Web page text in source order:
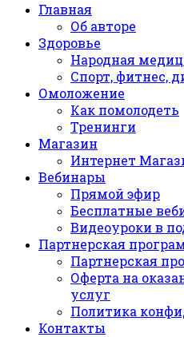
Главная
Об авторе
Здоровье
Народная
Спорт, фитнес,
Омоложение
Как помолодеть
Тренинги
Магазин
Интернет
Вебинары
Прямой эфир
Бесплатные
Видеоуроки в
Партнерская
Партнерская
Оферта на
услуг
Политика
Контакты